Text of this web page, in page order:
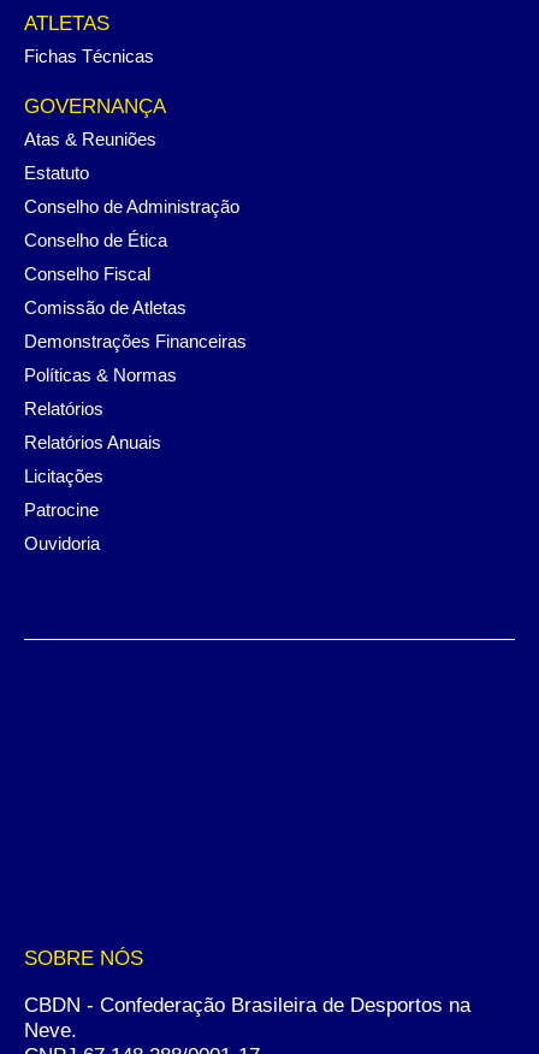
ATLETAS
Fichas Técnicas
GOVERNANÇA
Atas & Reuniões
Estatuto
Conselho de Administração
Conselho de Ética
Conselho Fiscal
Comissão de Atletas
Demonstrações Financeiras
Políticas & Normas
Relatórios
Relatórios Anuais
Licitações
Patrocine
Ouvidoria
SOBRE NÓS
CBDN - Confederação Brasileira de Desportos na
Neve.